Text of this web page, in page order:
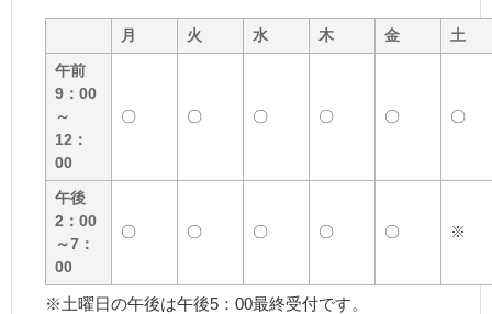
月 火 水 木 金
土
午前
9：00
～
12：
00
〇 〇 〇 〇 〇 〇
午後
2：00
～7：
00
〇 〇 〇 〇 〇 ※
※土曜日の午後は午後5：00最終受付です。